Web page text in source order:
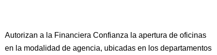
Autorizan a la Financiera Confianza la apertura de oficinas
en la modalidad de agencia, ubicadas en los departamentos